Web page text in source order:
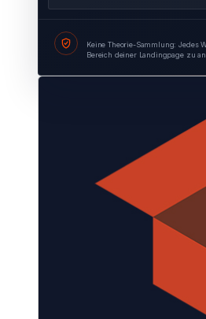
Keine Theorie-Sammlung: Jedes
Bereich deiner Landingpage zu